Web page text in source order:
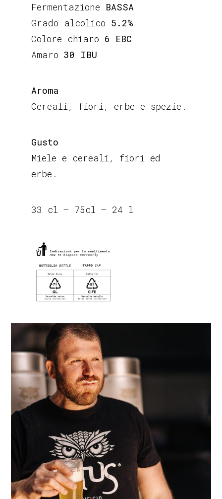
Fermentazione BASSA
Grado alcolico 5.2%
Colore chiaro 6 EBC
Amaro 30 IBU
Aroma
Cereali, fiori, erbe e spezie.
Gusto
Miele e cereali, fiori ed
erbe.
33 cl – 75cl – 24 l